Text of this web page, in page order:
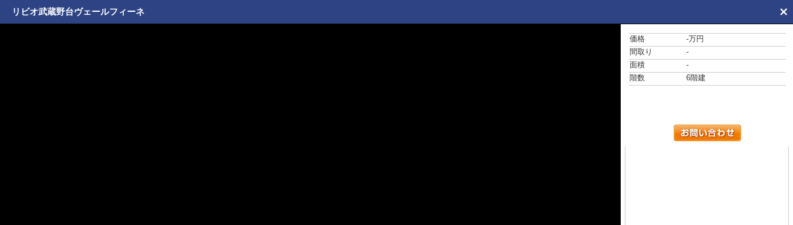
リビオ武蔵野台ヴェールフィーネ
価格
-万円
間取り
-
面積
-
階数
6階建